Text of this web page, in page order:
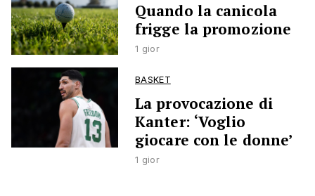
Quando la canicola
frigge la promozione
1 gior
BASKET
La provocazione di
Kanter: ‘Voglio
giocare con le donne’
1 gior